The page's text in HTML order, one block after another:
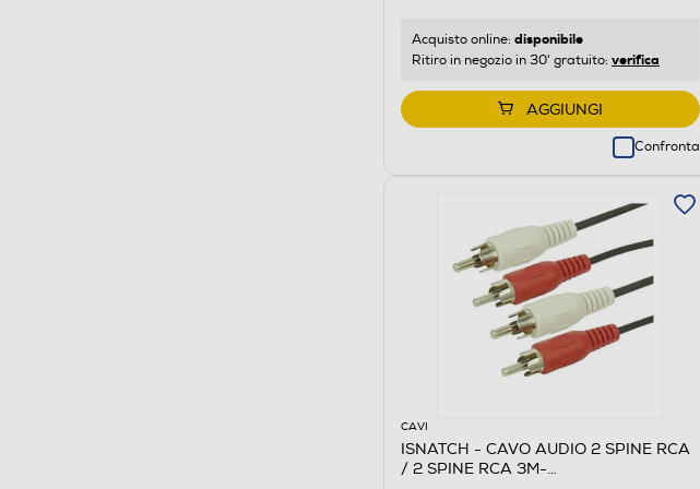
Acquisto online: disponibile
Ritiro in negozio in 30' gratuito: verifica
AGGIUNGI
Confronta
CAVI
ISNATCH - CAVO AUDIO 2 SPINE RCA
/ 2 SPINE RCA 3M-